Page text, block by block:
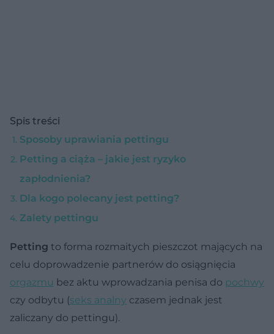
Spis treści
Sposoby uprawiania pettingu
Petting a ciąża – jakie jest ryzyko
zapłodnienia?
Dla kogo polecany jest petting?
Zalety pettingu
Petting to forma rozmaitych pieszczot mających na
celu doprowadzenie partnerów do osiągnięcia
orgazmu bez aktu wprowadzania penisa do pochwy
czy odbytu (seks analny czasem jednak jest
zaliczany do pettingu).